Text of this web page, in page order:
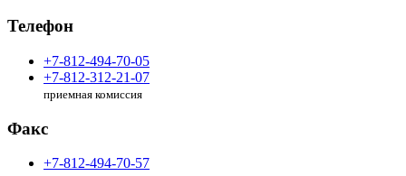
Телефон
+7-812-494-70-05
+7-812-312-21-07
приемная комиссия
Факс
+7-812-494-70-57